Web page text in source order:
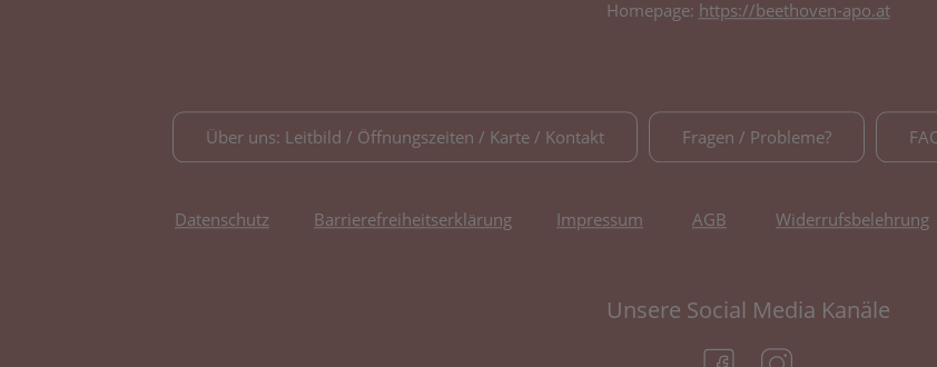
Homepage: https://beethoven-apo.at
Über uns: Leitbild / Öffnungszeiten / Karte / Kontakt Fragen / Probleme?
Datenschutz Barrierefreiheitserklärung Impressum AGB Widerrufsbelehrung
Unsere Social Media Kanäle
(öffnet in neuem Tab)